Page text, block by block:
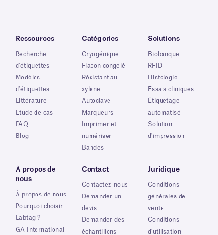
Ressources
Recherche
d'étiquettes
Modèles
d'étiquettes
Littérature
Étude de cas
FAQ
Blog
Catégories
Cryogénique
Flacon congelé
Résistant au
xylène
Autoclave
Marqueurs
Imprimer et
numériser
Bandes
Solutions
Biobanque
RFID
Histologie
Essais cliniques
Étiquetage
automatisé
Solution
d'impression
À propos de
nous
À propos de nous
Pourquoi choisir
Labtag ?
GA International
Contact
Contactez-nous
Demander un
devis
Demander des
échantillons
Juridique
Conditions
générales de
vente
Conditions
d'utilisation